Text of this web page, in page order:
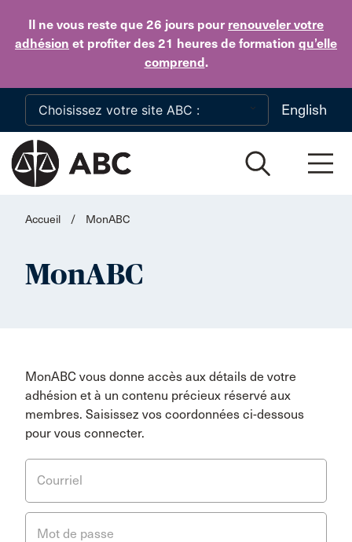
Il ne vous reste que 26 jours pour renouveler votre
adhésion et profiter des 21 heures de formation qu’elle
comprend.
Skip to main content
English
Accueil / MonABC
MonABC
MonABC vous donne accès aux détails de votre
adhésion et à un contenu précieux réservé aux
membres. Saisissez vos coordonnées ci-dessous
pour vous connecter.
Courriel
Mot de passe